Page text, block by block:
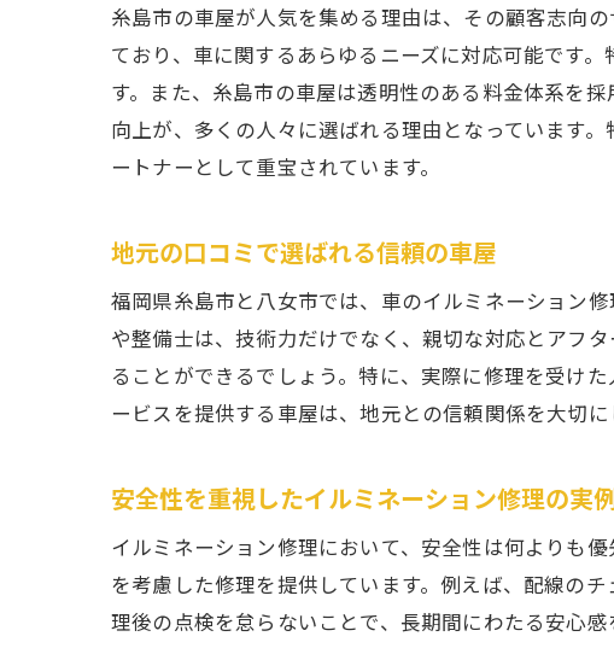
正し
失敗
イ
整備士
プロ
糸島
イル
糸島
修理
糸島市と
地域
糸島市の車屋が人気を集める理由は、その顧客志向
ており、車に関するあらゆるニーズに対応可能です
す。また、糸島市の車屋は透明性のある料金体系を
向上が、多くの人々に選ばれる理由となっています
ートナーとして重宝されています。
地元の口コミで選ばれる信頼の車屋
福岡県糸島市と八女市では、車のイルミネーション
や整備士は、技術力だけでなく、親切な対応とアフ
ることができるでしょう。特に、実際に修理を受け
ービスを提供する車屋は、地元との信頼関係を大切
安全性を重視したイルミネーション修理の実
イルミネーション修理において、安全性は何よりも
を考慮した修理を提供しています。例えば、配線の
理後の点検を怠らないことで、長期間にわたる安心